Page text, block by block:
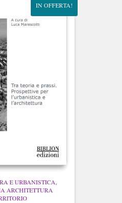
IN OFFERTA!
E URBANISTICA
ARCHITETTURA